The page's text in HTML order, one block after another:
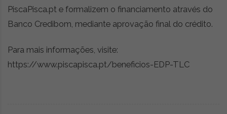
PiscaPisca.pt e formalizem o financiamento através do
Banco Credibom, mediante aprovação final do crédito.
Para mais informações, visite:
https://www.piscapisca.pt/beneficios-EDP-TLC